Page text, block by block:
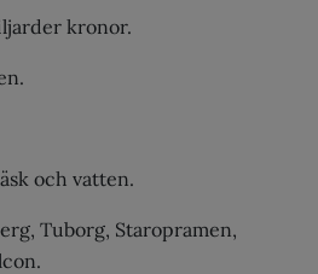
kronor.
och vatten.
Tuborg, Staropramen,